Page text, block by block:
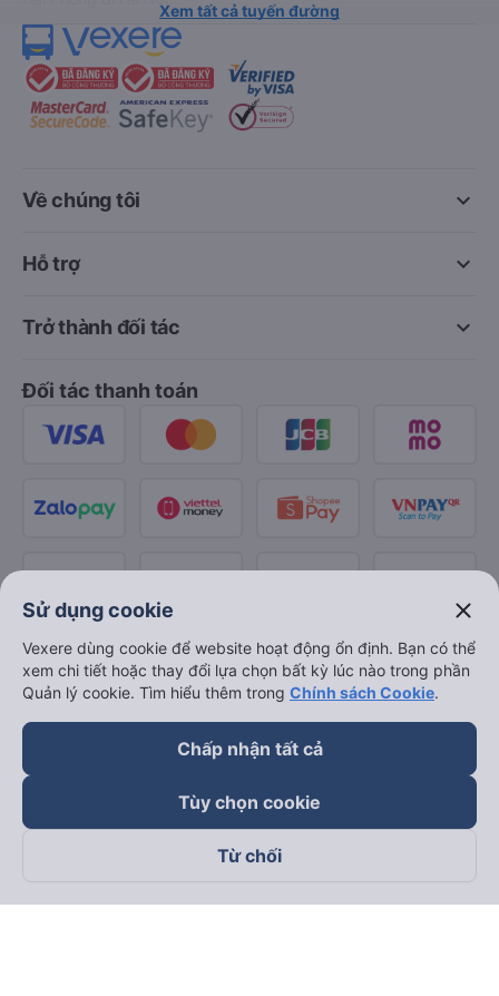
Xem tất cả tuyến đường
keyboard_arrow_down
Về chúng tôi
keyboard_arrow_down
Hỗ trợ
keyboard_arrow_down
Trở thành đối tác
Đối tác thanh toán
Theo dõi chúng tôi trên
Sử dụng cookie close
Vexere dùng cookie để website hoạt động ổn định. Bạn có thể
xem chi tiết hoặc thay đổi lựa chọn bất kỳ lúc nào trong phần
Quản lý cookie. Tìm hiểu thêm trong Chính sách Cookie.
Chấp nhận tất cả
Tùy chọn cookie
Từ chối